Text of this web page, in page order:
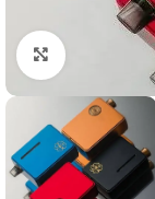
Click to